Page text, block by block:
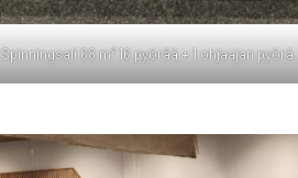
Spin­ning­sa­li 68 m² 16 pyö­rää + 1 ohjaa­jan pyö­rä.